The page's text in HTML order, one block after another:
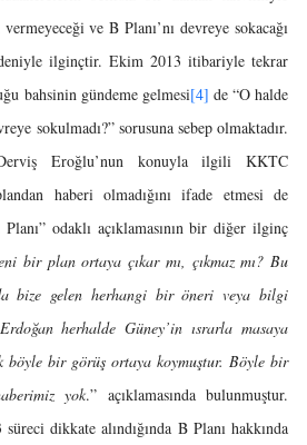
ve B Planı’nı devreye sokacağı
ilginçtir. Ekim 2013 itibariyle tekrar
bahsinin gündeme gelmesi[4] de “O halde
sokulmadı?” sorusuna sebep olmaktadır.
Eroğlu’nun konuyla ilgili KKTC
haberi olmadığını ifade etmesi de
odaklı açıklamasının bir diğer ilginç
bir plan ortaya çıkar mı, çıkmaz mı? Bu
bize gelen herhangi bir öneri veya bilgi
herhalde Güney’in ısrarla masaya
böyle bir görüş ortaya koymuştur. Böyle bir
yok.” açıklamasında bulunmuştur.
dikkate alındığında B Planı hakkında